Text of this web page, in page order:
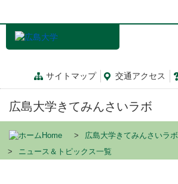
サイトマップ 交通アクセス
広島大学きてみんさいラボ
Home
広島大学きてみんさいラボ
ニュース＆トピックス一覧